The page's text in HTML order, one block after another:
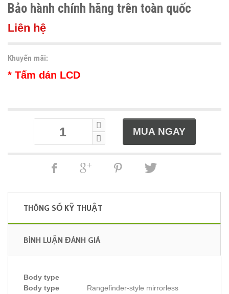
Bảo hành chính hãng trên toàn quốc
Liên hệ
Khuyến mãi:
* Tấm dán LCD
THÔNG SỐ KỸ THUẬT
BÌNH LUẬN ĐÁNH GIÁ
Body type
Body type
Rangefinder-style mirrorless